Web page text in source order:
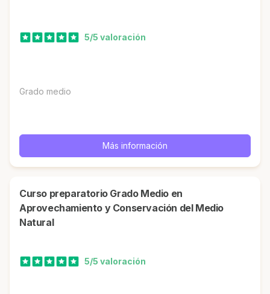
5/5 valoración
Grado medio
Más información
Curso preparatorio Grado Medio en
Aprovechamiento y Conservación del Medio
Natural
5/5 valoración